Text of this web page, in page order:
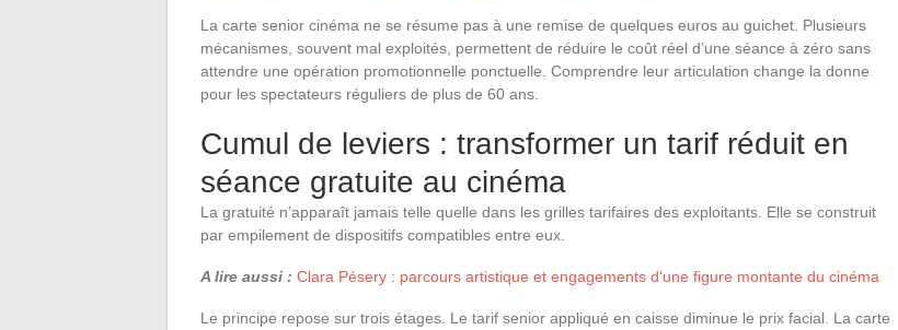
La carte senior cinéma ne se résume pas à une remise de quelques euros au guichet. Plusieurs
mécanismes, souvent mal exploités, permettent de réduire le coût réel d’une séance à zéro sans
attendre une opération promotionnelle ponctuelle. Comprendre leur articulation change la donne
pour les spectateurs réguliers de plus de 60 ans.
Cumul de leviers : transformer un tarif réduit en
séance gratuite au cinéma
La gratuité n’apparaît jamais telle quelle dans les grilles tarifaires des exploitants. Elle se construit
par empilement de dispositifs compatibles entre eux.
A lire aussi : Clara Pésery : parcours artistique et engagements d'une figure montante du cinéma
Le principe repose sur trois étages. Le tarif senior appliqué en caisse diminue le prix facial. La carte